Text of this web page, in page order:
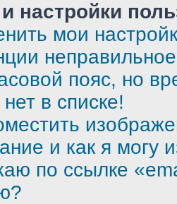
настройки
мои
пояс, но
в списке!
и как я могу
по ссылке